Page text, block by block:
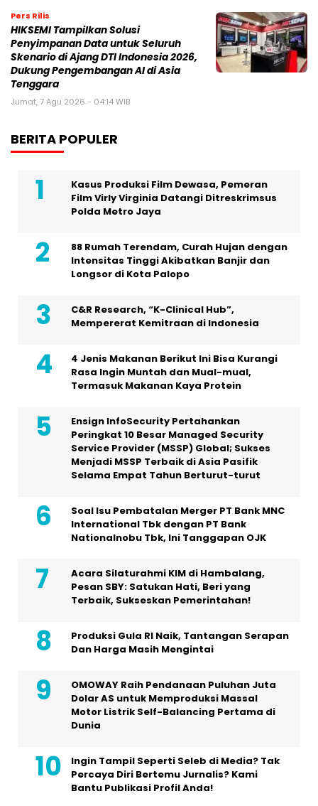
Pers Rilis
HIKSEMI Tampilkan Solusi
Penyimpanan Data untuk Seluruh
Skenario di Ajang DTI Indonesia 2026,
Dukung Pengembangan AI di Asia
Tenggara
Jumat, 7 Agu 2026 - 04:14 WIB
BERITA POPULER
Kasus Produksi Film Dewasa, Pemeran
Film Virly Virginia Datangi Ditreskrimsus
Polda Metro Jaya
88 Rumah Terendam, Curah Hujan dengan
Intensitas Tinggi Akibatkan Banjir dan
Longsor di Kota Palopo
C&R Research, “K-Clinical Hub”,
Mempererat Kemitraan di Indonesia
4 Jenis Makanan Berikut Ini Bisa Kurangi
Rasa Ingin Muntah dan Mual-mual,
Termasuk Makanan Kaya Protein
Ensign InfoSecurity Pertahankan
Peringkat 10 Besar Managed Security
Service Provider (MSSP) Global; Sukses
Menjadi MSSP Terbaik di Asia Pasifik
Selama Empat Tahun Berturut-turut
Soal Isu Pembatalan Merger PT Bank MNC
International Tbk dengan PT Bank
Nationalnobu Tbk, Ini Tanggapan OJK
Acara Silaturahmi KIM di Hambalang,
Pesan SBY: Satukan Hati, Beri yang
Terbaik, Sukseskan Pemerintahan!
Produksi Gula RI Naik, Tantangan Serapan
Dan Harga Masih Mengintai
OMOWAY Raih Pendanaan Puluhan Juta
Dolar AS untuk Memproduksi Massal
Motor Listrik Self-Balancing Pertama di
Dunia
Ingin Tampil Seperti Seleb di Media? Tak
Percaya Diri Bertemu Jurnalis? Kami
Bantu Publikasi Profil Anda!